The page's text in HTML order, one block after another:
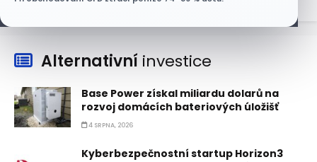
Alternativní investice
Base Power získal miliardu dolarů na
rozvoj domácích bateriových úložišť
4 SRPNA, 2026
Kyberbezpečnostní startup Horizon3